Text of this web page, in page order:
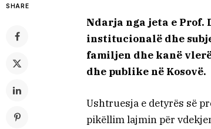
SHARE
Ndarja nga jeta e
institucionalë dhe
familjen dhe kanë
dhe publike në Kosovë.
Ushtruesja e detyrës së
pikëllim lajmin për